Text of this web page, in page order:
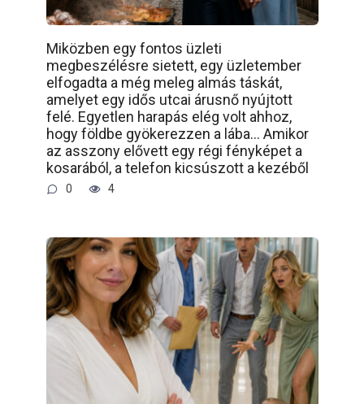
Miközben egy fontos üzleti
megbeszélésre sietett, egy üzletember
elfogadta a még meleg almás táskát,
amelyet egy idős utcai árusnő nyújtott
felé. Egyetlen harapás elég volt ahhoz,
hogy földbe gyökerezzen a lába… Amikor
az asszony elővett egy régi fényképet a
kosarából, a telefon kicsúszott a kezéből
0 4